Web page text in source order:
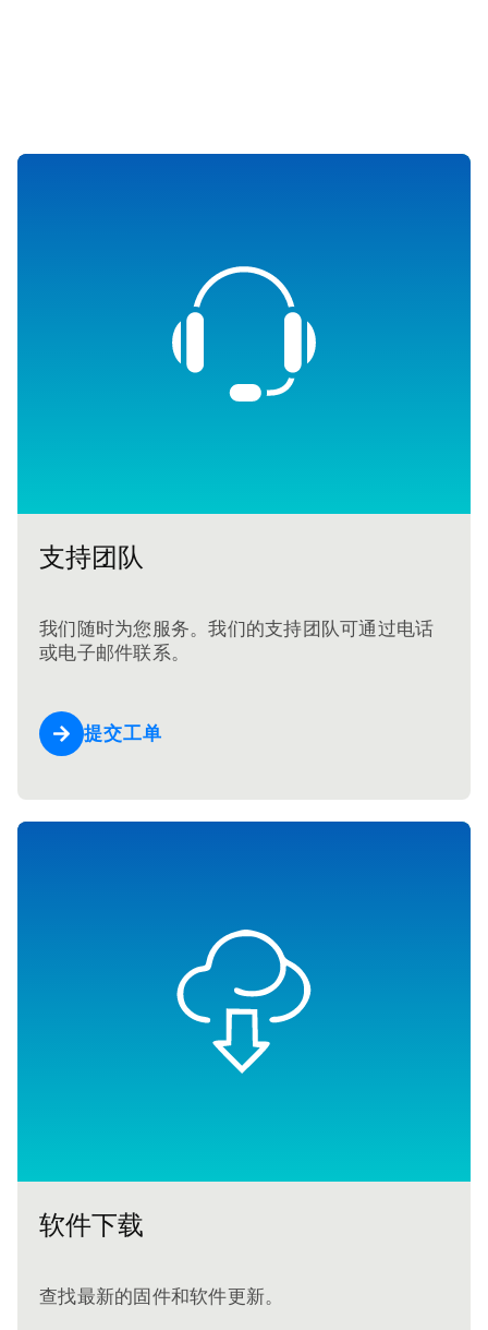
支持团队
我们随时为您服务。我们的支持团队可通过电话
或电子邮件联系。
提交工单
软件下载
查找最新的固件和软件更新。